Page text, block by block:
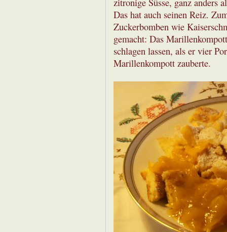
zitronige Süsse, ganz anders
Das hat auch seinen Reiz.
Zuckerbomben wie
gemacht: Das
schlagen lassen, als er vier
Marillenkompott zauberte.